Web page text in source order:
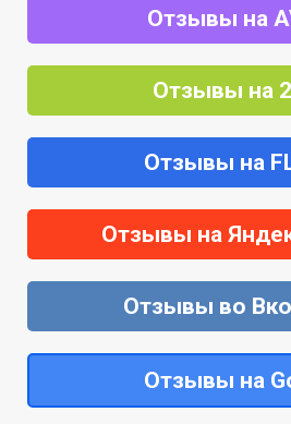
Отзывы на
Отзывы на
Отзывы на
Отзывы на
Отзывы во
Отзывы на